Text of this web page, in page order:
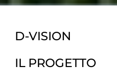
D-VISION
IL PROGETTO